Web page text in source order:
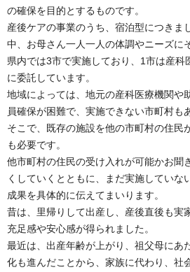
の確保を目的とするものです。
産後ケアの事業のうち、宿泊型につきま
中、お母さん一人一人の体調やニーズに
県内では3市で実施しており、1市は産科
に委託しています。
地域によっては、地元の産科医療機関や
員確保が困難で、実施できない市町村も
そこで、既存の施設を他の市町村の住民
も必要です。
他市町村の住民の受け入れが可能かお聞
くしていくとともに、まだ実施していな
成果を具体的に伝えてまいります。
昔は、里帰りして出産し、産後直後も実
充足感や安心感が得られました。
最近は、出産年齢が上がり、祖父母にあ
化も進んだことから、家族に代わり、社